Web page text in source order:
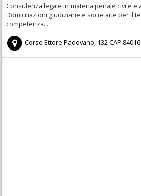
Consulenza legale in materia penale civile e
Domiciliazioni giudiziarie e societarie per il
competenza...
Corso Ettore Padovano, 132CAP 84016